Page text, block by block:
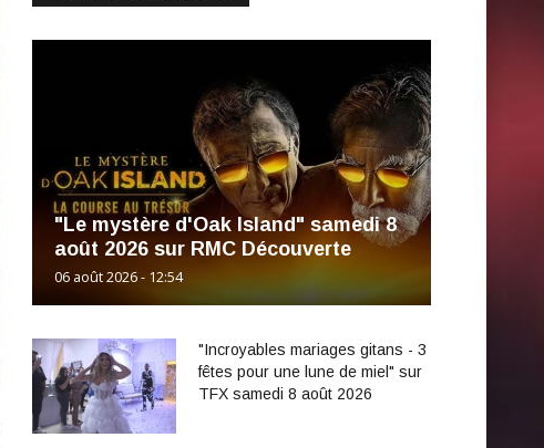
"Le mystère d'Oak Island" samedi 8
août 2026 sur RMC Découverte
06 août 2026 - 12:54
"Incroyables mariages gitans - 3
fêtes pour une lune de miel" sur
TFX samedi 8 août 2026